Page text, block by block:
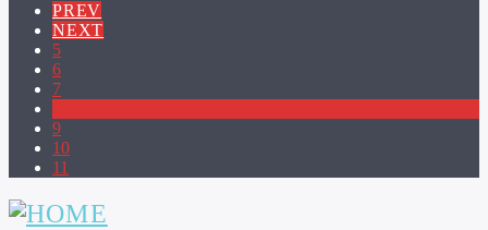
PREV
NEXT
5
6
7
9
10
11